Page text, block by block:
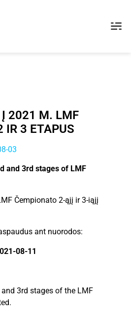
Į 2021 M. LMF
IR 3 ETAPUS
03
and 3rd stages of LMF
Čempionato 2-ąjį ir 3-iąjį
ant nuorodos:
08-11
3rd stages of the LMF